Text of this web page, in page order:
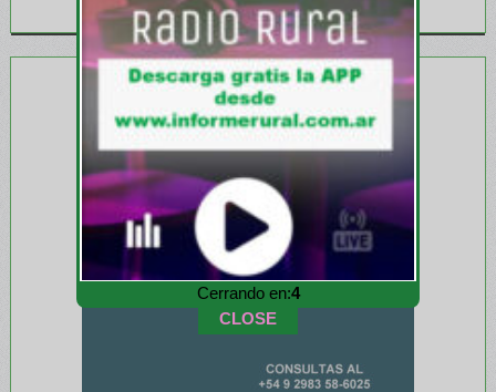
Cerrando en:1
CLOSE